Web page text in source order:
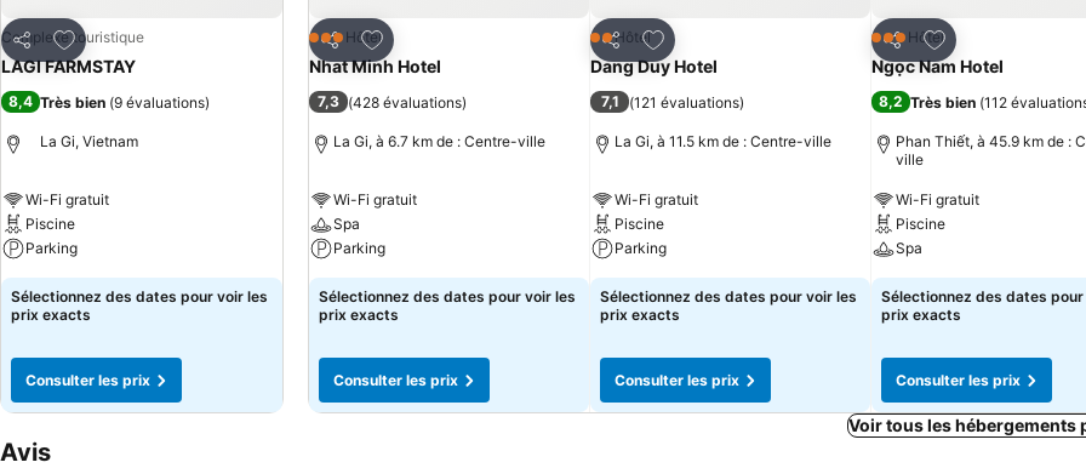
Partager
Ajouter à mes favoris
Complexe touristique
LAGI FARMSTAY
8,4 Très bien (9 évaluations)
La Gi, Vietnam
Wi-Fi gratuit
Piscine
Parking
Sélectionnez des dates pour voir les
prix exacts
Consulter les prix
Partager
Ajouter à mes favoris
3 ÉtoilesHôtel
Nhat Minh Hotel
7,3 (428 évaluations)
La Gi, à 6.7 km de : Centre-ville
Wi-Fi gratuit
Spa
Parking
Sélectionnez des dates pour voir les
prix exacts
Consulter les prix
Partager
Ajouter à mes favoris
2 Étoiles
Hôtel
Dang Duy Hotel
7,1 (121 évaluations)
La Gi, à 11.5 km de : Centre-ville
Wi-Fi gratuit
Piscine
Parking
Sélectionnez des dates pour voir les
prix exacts
Consulter les prix
Partager
Ajouter à mes
3 ÉtoilesHôtel
Ngọc Nam Hotel
8,2 Très bien (112
Phan Thiết, à 45.9 km de :
ville
Wi-Fi gratuit
Piscine
Spa
Sélectionnez des dates pour
prix exacts
Consulter les prix
Voir tous les hébergements
Avis